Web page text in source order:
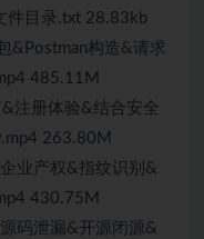
件目录.txt 28.83kb
&Postman构造&请求
485.11M
注册体验&结合安全
263.80M
业产权&指纹识别&
430.75M
码泄漏&开源闭源&